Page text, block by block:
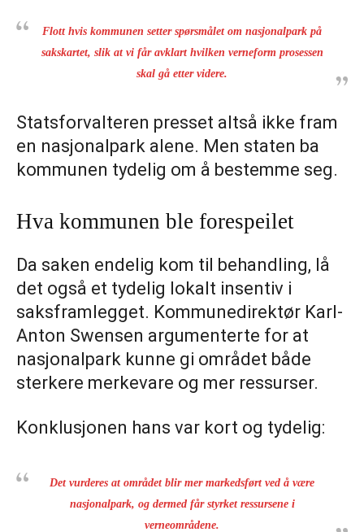
Flott hvis kommunen setter spørsmålet om nasjonalpark på
sakskartet, slik at vi får avklart hvilken verneform prosessen
skal gå etter videre.
Statsforvalteren presset altså ikke fram
en nasjonalpark alene. Men staten ba
kommunen tydelig om å bestemme seg.
Hva kommunen ble forespeilet
Da saken endelig kom til behandling, lå
det også et tydelig lokalt insentiv i
saksframlegget. Kommunedirektør Karl-
Anton Swensen argumenterte for at
nasjonalpark kunne gi området både
sterkere merkevare og mer ressurser.
Konklusjonen hans var kort og tydelig:
Det vurderes at området blir mer markedsført ved å være
nasjonalpark, og dermed får styrket ressursene i
verneområdene.